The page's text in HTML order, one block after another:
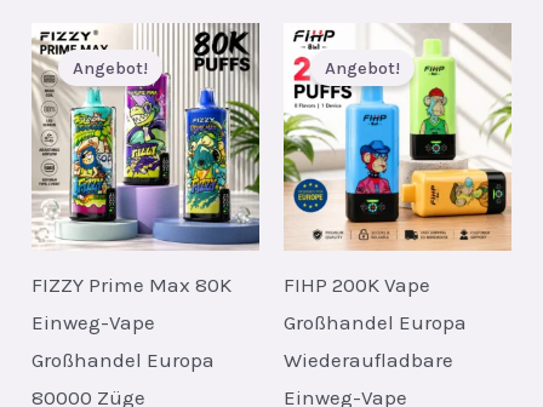
€45.00.€6.20.
€22.00.€3.10.
Angebot!
FIZZY Prime Max 80K
Einweg-Vape
Großhandel Europa
80000 Züge
Angebot!
FIHP 200K Vape
Großhandel Europa
Wiederaufladbare
Einweg-Vape